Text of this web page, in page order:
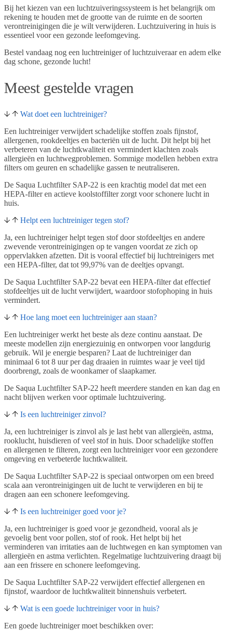
Bij het kiezen van een luchtzuiveringssysteem is het belangrijk om
rekening te houden met de grootte van de ruimte en de soorten
verontreinigingen die je wilt verwijderen. Luchtzuivering in huis is
essentieel voor een gezonde leefomgeving.
Bestel vandaag nog een luchtreiniger of luchtzuiveraar en adem elke
dag schone, gezonde lucht!
Meest gestelde vragen
Wat doet een luchtreiniger?
Een luchtreiniger verwijdert schadelijke stoffen zoals fijnstof,
allergenen, rookdeeltjes en bacteriën uit de lucht. Dit helpt bij het
verbeteren van de luchtkwaliteit en vermindert klachten zoals
allergieën en luchtwegproblemen. Sommige modellen hebben extra
filters om geuren en schadelijke gassen te neutraliseren.
De Saqua Luchtfilter SAP-22 is een krachtig model dat met een
HEPA-filter en actieve koolstoffilter zorgt voor schonere lucht in
huis.
Helpt een luchtreiniger tegen stof?
Ja, een luchtreiniger helpt tegen stof door stofdeeltjes en andere
zwevende verontreinigingen op te vangen voordat ze zich op
oppervlakken afzetten. Dit is vooral effectief bij luchtreinigers met
een HEPA-filter, dat tot 99,97% van de deeltjes opvangt.
De Saqua Luchtfilter SAP-22 bevat een HEPA-filter dat effectief
stofdeeltjes uit de lucht verwijdert, waardoor stofophoping in huis
vermindert.
Hoe lang moet een luchtreiniger aan staan?
Een luchtreiniger werkt het beste als deze continu aanstaat. De
meeste modellen zijn energiezuinig en ontworpen voor langdurig
gebruik. Wil je energie besparen? Laat de luchtreiniger dan
minimaal 6 tot 8 uur per dag draaien in ruimtes waar je veel tijd
doorbrengt, zoals de woonkamer of slaapkamer.
De Saqua Luchtfilter SAP-22 heeft meerdere standen en kan dag en
nacht blijven werken voor optimale luchtzuivering.
Is een luchtreiniger zinvol?
Ja, een luchtreiniger is zinvol als je last hebt van allergieën, astma,
rooklucht, huisdieren of veel stof in huis. Door schadelijke stoffen
en allergenen te filteren, zorgt een luchtreiniger voor een gezondere
omgeving en verbeterde luchtkwaliteit.
De Saqua Luchtfilter SAP-22 is speciaal ontworpen om een breed
scala aan verontreinigingen uit de lucht te verwijderen en bij te
dragen aan een schonere leefomgeving.
Is een luchtreiniger goed voor je?
Ja, een luchtreiniger is goed voor je gezondheid, vooral als je
gevoelig bent voor pollen, stof of rook. Het helpt bij het
verminderen van irritaties aan de luchtwegen en kan symptomen van
allergieën en astma verlichten. Regelmatige luchtzuivering draagt bij
aan een frissere en schonere leefomgeving.
De Saqua Luchtfilter SAP-22 verwijdert effectief allergenen en
fijnstof, waardoor de luchtkwaliteit binnenshuis verbetert.
Wat is een goede luchtreiniger voor in huis?
Een goede luchtreiniger moet beschikken over: